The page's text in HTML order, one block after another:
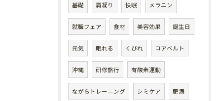
基礎 肩凝り 快眠 メラニン
就職フェア 食材 美容効果 誕生日
元気 眠れる くびれ コアベルト
沖縄 研修旅行 有酸素運動
ながらトレーニング シミケア 肥満